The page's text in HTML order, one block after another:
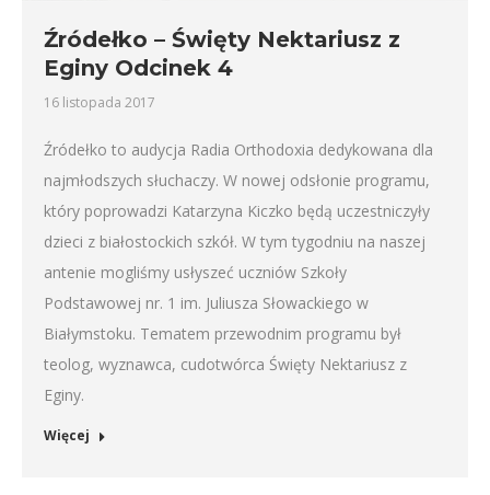
Źródełko – Święty Nektariusz z
Eginy Odcinek 4
16 listopada 2017
Źródełko to audycja Radia Orthodoxia dedykowana dla
najmłodszych słuchaczy. W nowej odsłonie programu,
który poprowadzi Katarzyna Kiczko będą uczestniczyły
dzieci z białostockich szkół. W tym tygodniu na naszej
antenie mogliśmy usłyszeć uczniów Szkoły
Podstawowej nr. 1 im. Juliusza Słowackiego w
Białymstoku. Tematem przewodnim programu był
teolog, wyznawca, cudotwórca Święty Nektariusz z
Eginy.
Więcej